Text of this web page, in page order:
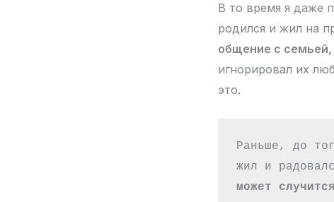
В то время я даже
родился и жил на
общение с
игнорировал их
это.
Раньше, до
жил и
может